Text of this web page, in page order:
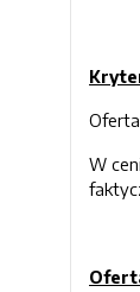
Oferta
W